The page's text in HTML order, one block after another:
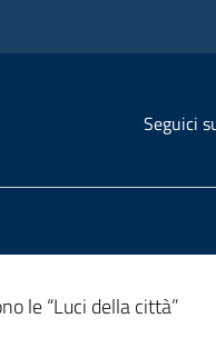
Seguici
le “Luci della città”